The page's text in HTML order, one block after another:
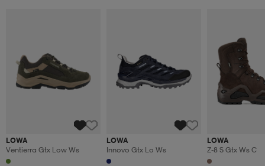
LOWA
Ventierra Gtx Low Ws
LOWA
Innovo Gtx Lo Ws
LOWA
Z-8 S Gtx Ws C